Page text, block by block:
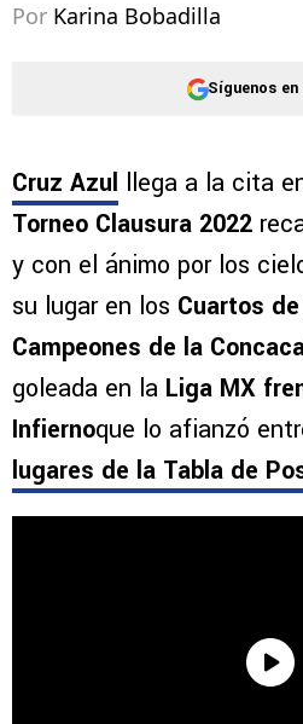
Por Karina Bobadilla
Síguenos en
Cruz Azul llega a la cita
Torneo Clausura 2022
y con el ánimo por los
su lugar en los Cuartos
Campeones de la
goleada en la Liga MX
Infiernoque lo afianzó
lugares de la Tabla de